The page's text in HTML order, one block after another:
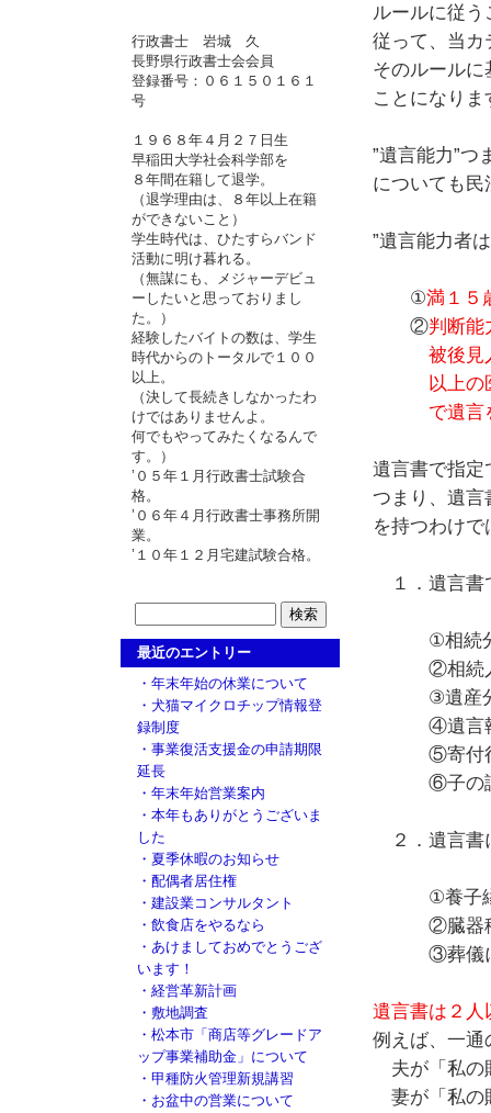
ルールに従
従って、当カ
そのルール
ことになりま
”遺言能力”つ
についても
”遺言能力者
①満１５
②判断能
被後見人
以上の医
で遺言を
遺言書で指定
つまり、遺言
を持つわけ
１．遺言書
①相続分
②相続人の
③遺産分
④遺言執
⑤寄付
⑥子の
２．遺言書
①養子
②臓器
③葬儀に
遺言書は２人
例えば、一通
夫が「私の
妻が「私の
行政書士 岩城 久
長野県行政書士会会員
登録番号：０６１５０１６１
号
１９６８年４月２７日生
早稲田大学社会科学部を
８年間在籍して退学。
（退学理由は、８年以上在籍
ができないこと）
学生時代は、ひたすらバンド
活動に明け暮れる。
（無謀にも、メジャーデビュ
ーしたいと思っておりまし
た。）
経験したバイトの数は、学生
時代からのトータルで１００
以上。
（決して長続きしなかったわ
けではありませんよ。
何でもやってみたくなるんで
す。）
’０５年１月行政書士試験合
格。
’０６年４月行政書士事務所開
業。
’１０年１２月宅建試験合格。
最近のエントリー
・年末年始の休業について
・犬猫マイクロチップ情報登
録制度
・事業復活支援金の申請期限
延長
・年末年始営業案内
・本年もありがとうございま
した
・夏季休暇のお知らせ
・配偶者居住権
・建設業コンサルタント
・飲食店をやるなら
・あけましておめでとうござ
います！
・経営革新計画
・敷地調査
・松本市「商店等グレードア
ップ事業補助金」について
・甲種防火管理新規講習
・お盆中の営業について